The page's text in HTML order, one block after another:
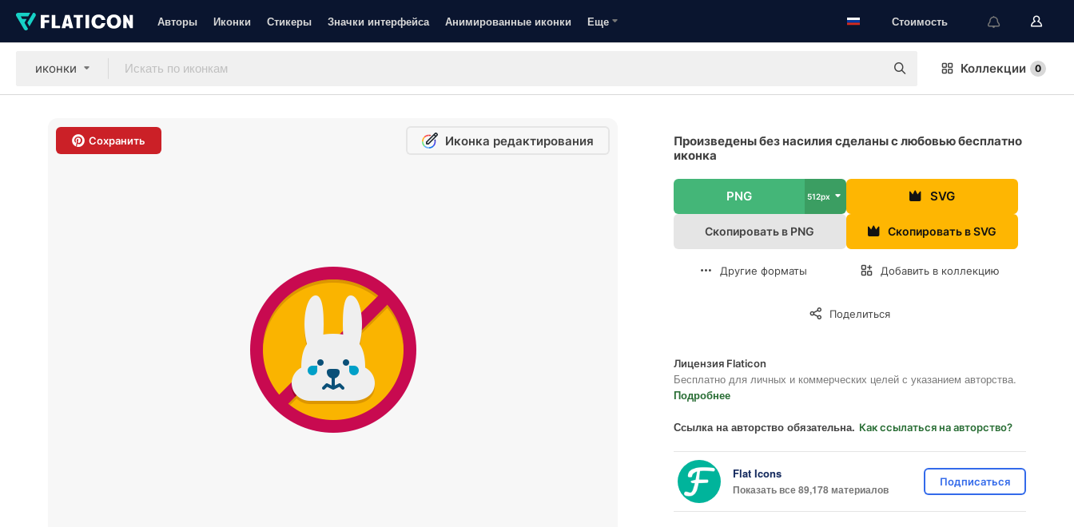
Авторы Иконки Стикеры Значки интерфейса Анимированные иконки Еще Стоимость
иконки Коллекции 0
Сохранить Иконка редактирования
Произведены без насилия сделаны с любовью бесплатно
иконка
PNG 512px SVG
Скопировать в PNG Скопировать в SVG
Другие форматы Добавить в коллекцию
Поделиться
Лицензия Flaticon
Бесплатно для личных и коммерческих целей с указанием авторства.
Подробнее
Ссылка на авторство обязательна. Как ссылаться на авторство?
Flat Icons
Показать все 89,178 материалов
Подписаться